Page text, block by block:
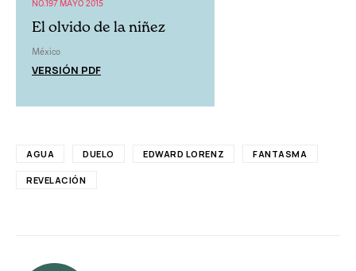
NO.197 MAYO 2015
El olvido de la niñez
México
VERSIÓN PDF
AGUA DUELO EDWARD LORENZ FANTASMA
REVELACIÓN